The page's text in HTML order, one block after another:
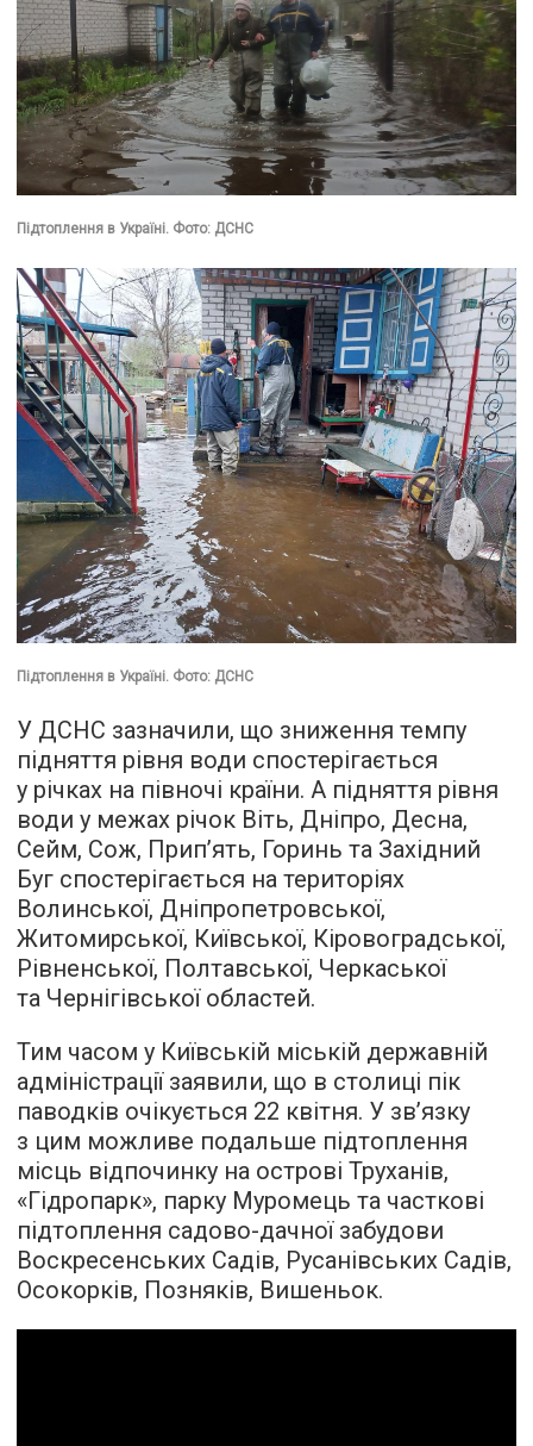
Підтоплення в Україні. Фото: ДСНС
Підтоплення в Україні. Фото: ДСНС
У ДСНС зазначили, що зниження темпу
підняття рівня води спостерігається
у річках на півночі країни. А підняття рівня
води у межах річок Віть, Дніпро, Десна,
Сейм, Сож, Прип’ять, Горинь та Західний
Буг спостерігається на територіях
Волинської, Дніпропетровської,
Житомирської, Київської, Кіровоградської,
Рівненської, Полтавської, Черкаської
та Чернігівської областей.
Тим часом у Київській міській державній
адміністрації заявили, що в столиці пік
паводків очікується 22 квітня. У зв’язку
з цим можливе подальше підтоплення
місць відпочинку на острові Труханів,
«Гідропарк», парку Муромець та часткові
підтоплення садово-дачної забудови
Воскресенських Садів, Русанівських Садів,
Осокорків, Позняків, Вишеньок.